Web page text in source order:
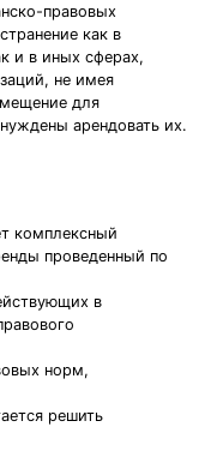
правовых
как в
и в иных сферах,
не имея
для
арендовать их.
комплексный
проведенный по
в
норм,
решить